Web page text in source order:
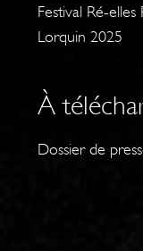
Festival Ré-
Lorquin 2025
À
Dossier de